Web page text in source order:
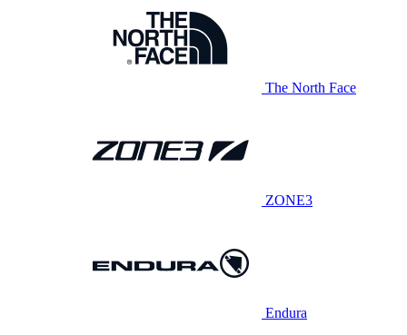
The North Face
ZONE3
Endura